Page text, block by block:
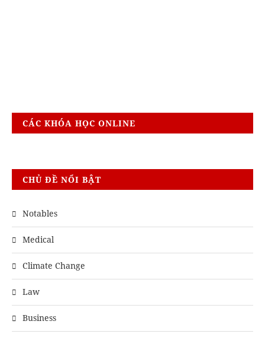
CÁC KHÓA HỌC ONLINE
CHỦ ĐỀ NỔI BẬT
Notables
Medical
Climate Change
Law
Business